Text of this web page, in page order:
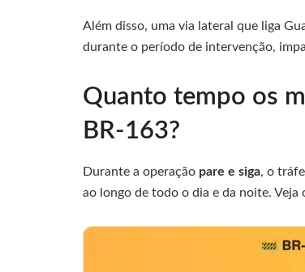
Além disso, uma via lateral que liga
durante o período de intervenção,
Quanto tempo os
BR-163?
Durante a operação pare e siga, o
ao longo de todo o dia e da noite. Veja